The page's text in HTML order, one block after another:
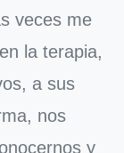
veces me
la terapia,
a sus
nos
y